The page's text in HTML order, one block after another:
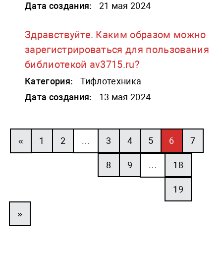
Дата создания:
21 мая 2024
Здравствуйте. Каким образом можно
зарегистрироваться для пользования
библиотекой av3715.ru?
Категория:
Тифлотехника
Дата создания:
13 мая 2024
« 1 2 … 3 4 5 6 7
8 9 … 18
19
»